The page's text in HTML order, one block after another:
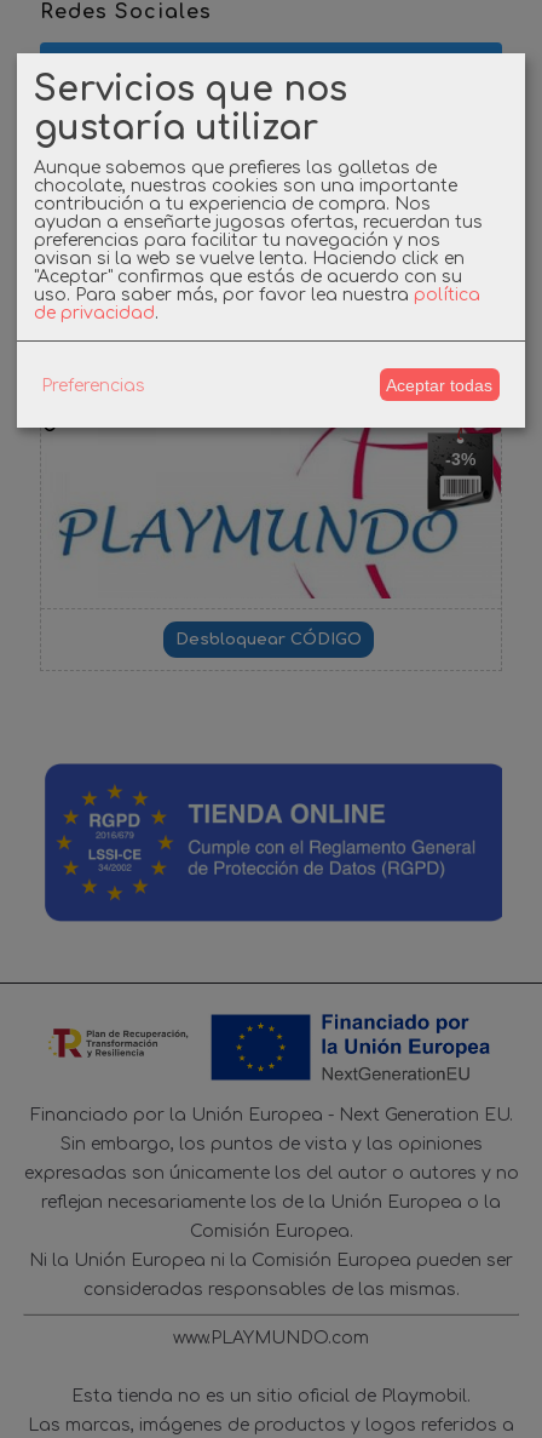
Redes Sociales
Linkedin
Instagram
Facebook
-3%
Financiado por la Unión Europea - Next Generation EU.
Sin embargo, los puntos de vista y las opiniones
expresadas son únicamente los del autor o autores y no
reflejan necesariamente los de la Unión Europea o la
Comisión Europea.
Ni la Unión Europea ni la Comisión Europea pueden ser
consideradas responsables de las mismas.
www.PLAYMUNDO.com
Esta tienda no es un sitio oficial de Playmobil.
Las marcas, imágenes de productos y logos referidos a
Servicios que nos
gustaría utilizar
Aunque sabemos que prefieres las galletas de
chocolate, nuestras cookies son una importante
contribución a tu experiencia de compra. Nos
ayudan a enseñarte jugosas ofertas, recuerdan tus
preferencias para facilitar tu navegación y nos
avisan si la web se vuelve lenta. Haciendo click en
"Aceptar" confirmas que estás de acuerdo con su
uso. Para saber más, por favor lea nuestra política
de privacidad.
Preferencias Aceptar todas